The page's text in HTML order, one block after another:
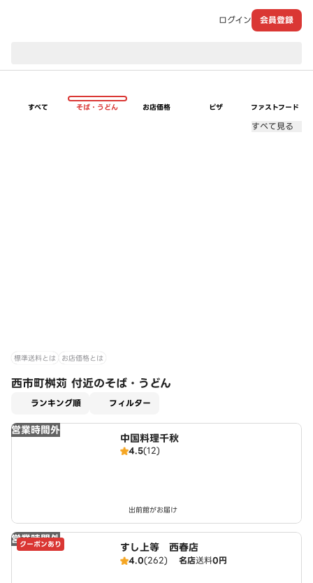
ログイン 会員登録
すべて そば・うどん お店価格 ピザ ファストフード
すべて見る
標準送料とは お店価格とは
西市町桝苅 付近のそば・うどん
ランキング順 フィルター
営業時間外
中国料理千秋
4.5(12)
出前館がお届け
営業時間外
クーポンあり すし上等 西春店
4.0(262) 名店送料0円